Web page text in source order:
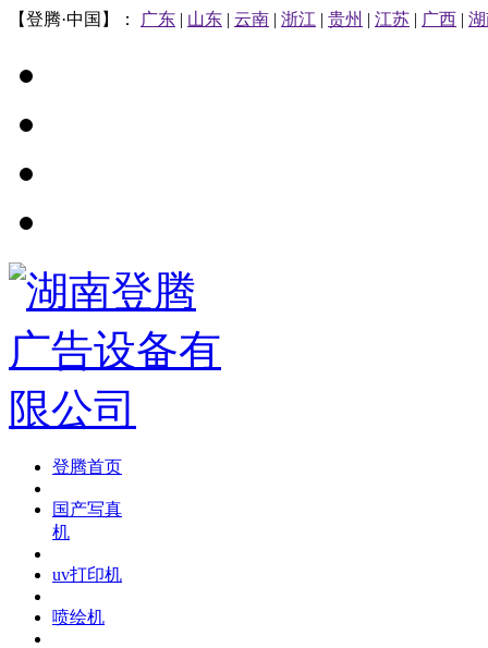
【登腾·中国】： 广东 | 山东 | 云南 | 浙江 | 贵州 | 江苏 | 广西 |
登腾首页
国产写真
机
uv打印机
喷绘机